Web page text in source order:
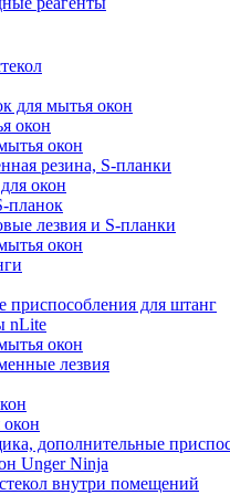
для мытья окон
окон
окон
резина, S-планки
окон
планок
лезвия и S-планки
окон
приспособления для штанг
nLite
окон
лезвия
дополнительные
Unger Ninja
внутри помещений